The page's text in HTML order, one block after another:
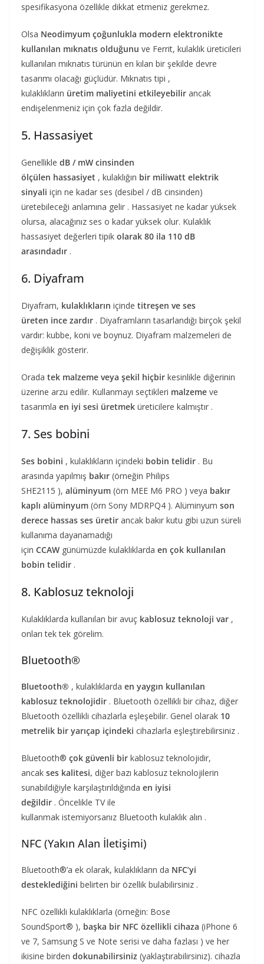
spesifikasyona özellikle dikkat etmeniz gerekmez.
Olsa Neodimyum çoğunlukla modern elektronikte
kullanılan mıknatıs olduğunu ve Ferrit, kulaklık üreticileri
kullanılan mıknatıs türünün en kılan bir şekilde devre
tasarımı olacağı güçlüdür. Mıknatıs tipi ,
kulaklıkların üretim maliyetini etkileyebilir ancak
endişelenmeniz için çok fazla değildir.
5. Hassasiyet
Genellikle dB / mW cinsinden
ölçülen hassasiyet , kulaklığın bir miliwatt elektrik
sinyali için ne kadar ses (desibel / dB cinsinden)
üretebileceği anlamına gelir . Hassasiyet ne kadar yüksek
olursa, alacağınız ses o kadar yüksek olur. Kulaklık
hassasiyet değerleri tipik olarak 80 ila 110 dB
arasındadır .
6. Diyafram
Diyafram, kulaklıkların içinde titreşen ve ses
üreten ince zardır . Diyaframların tasarlandığı birçok şekil
vardır: kubbe, koni ve boynuz. Diyafram malzemeleri de
değişiklik gösterir.
Orada tek malzeme veya şekil hiçbir kesinlikle diğerinin
üzerine arzu edilir. Kullanmayı seçtikleri malzeme ve
tasarımla en iyi sesi üretmek üreticilere kalmıştır .
7. Ses bobini
Ses bobini , kulaklıkların içindeki bobin telidir . Bu
arasında yapılmış bakır (örneğin Philips
SHE2115 ), alüminyum (örn MEE M6 PRO ) veya bakır
kaplı alüminyum (örn Sony MDRPQ4 ). Alüminyum son
derece hassas ses üretir ancak bakır kutu gibi uzun süreli
kullanıma dayanamadığı
için CCAW günümüzde kulaklıklarda en çok kullanılan
bobin telidir .
8. Kablosuz teknoloji
Kulaklıklarda kullanılan bir avuç kablosuz teknoloji var ,
onları tek tek görelim.
Bluetooth®
Bluetooth® , kulaklıklarda en yaygın kullanılan
kablosuz teknolojidir . Bluetooth özellikli bir cihaz, diğer
Bluetooth özellikli cihazlarla eşleşebilir. Genel olarak 10
metrelik bir yarıçap içindeki cihazlarla eşleştirebilirsiniz .
Bluetooth® çok güvenli bir kablosuz teknolojidir,
ancak ses kalitesi, diğer bazı kablosuz teknolojilerin
sunabildiğiyle karşılaştırıldığında en iyisi
değildir . Öncelikle TV ile
kullanmak istemiyorsanız Bluetooth kulaklık alın .
NFC (Yakın Alan İletişimi)
Bluetooth®’a ek olarak, kulaklıkların da NFC’yi
desteklediğini belirten bir özellik bulabilirsiniz .
NFC özellikli kulaklıklarla (örneğin: Bose
SoundSport® ), başka bir NFC özellikli cihaza (iPhone 6
ve 7, Samsung S ve Note serisi ve daha fazlası ) ve her
ikisine birden dokunabilirsiniz (yaklaştırabilirsiniz). cihazla